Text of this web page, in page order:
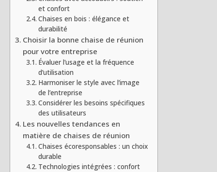
et confort
Chaises en bois : élégance et
durabilité
Choisir la bonne chaise de réunion
pour votre entreprise
Évaluer l’usage et la fréquence
d’utilisation
Harmoniser le style avec l’image
de l’entreprise
Considérer les besoins spécifiques
des utilisateurs
Les nouvelles tendances en
matière de chaises de réunion
Chaises écoresponsables : un choix
durable
Technologies intégrées : confort